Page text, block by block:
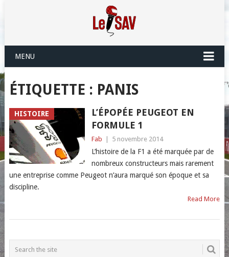
MENU
ÉTIQUETTE : PANIS
HISTOIRE
L’ÉPOPÉE PEUGEOT EN
FORMULE 1
Fab 5 novembre 2014
L’histoire de la F1 a été marquée par de
nombreux constructeurs mais rarement
une entreprise comme Peugeot n’aura marqué son époque et sa
discipline.
Read More
POSTS